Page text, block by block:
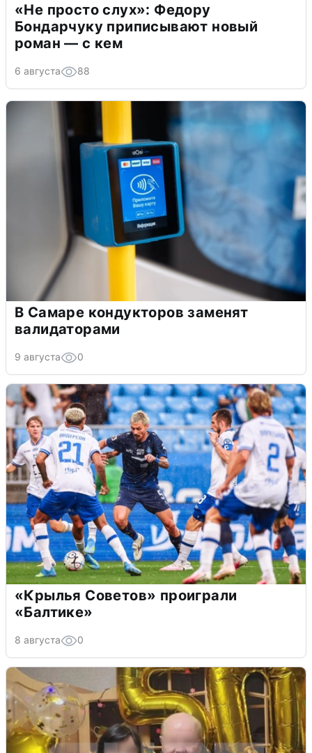
«Не просто слух»: Федору
Бондарчуку приписывают новый
роман — с кем
6 августа 88
В Самаре кондукторов заменят
валидаторами
9 августа 0
«Крылья Советов» проиграли
«Балтике»
8 августа 0